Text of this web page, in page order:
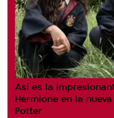
Así es la
Hermione en la
Potter